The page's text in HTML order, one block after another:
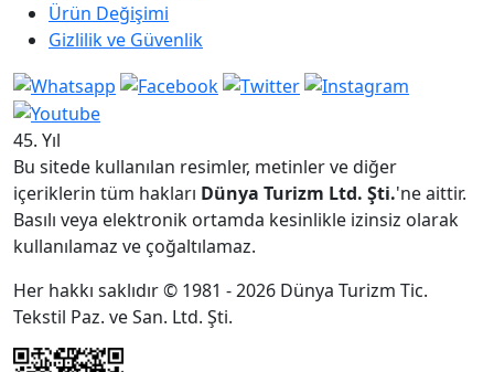
Ürün Değişimi
Gizlilik ve Güvenlik
45. Yıl
Bu sitede kullanılan resimler, metinler ve diğer
içeriklerin tüm hakları Dünya Turizm Ltd. Şti.'ne aittir.
Basılı veya elektronik ortamda kesinlikle izinsiz olarak
kullanılamaz ve çoğaltılamaz.
Her hakkı saklıdır © 1981 - 2026 Dünya Turizm Tic.
Tekstil Paz. ve San. Ltd. Şti.